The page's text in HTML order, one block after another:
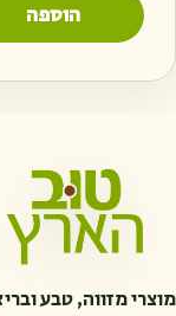
הוספה
מוצרי מזווה, טבע